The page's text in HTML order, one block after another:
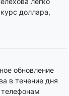
доллара,
обновление
в течение дня